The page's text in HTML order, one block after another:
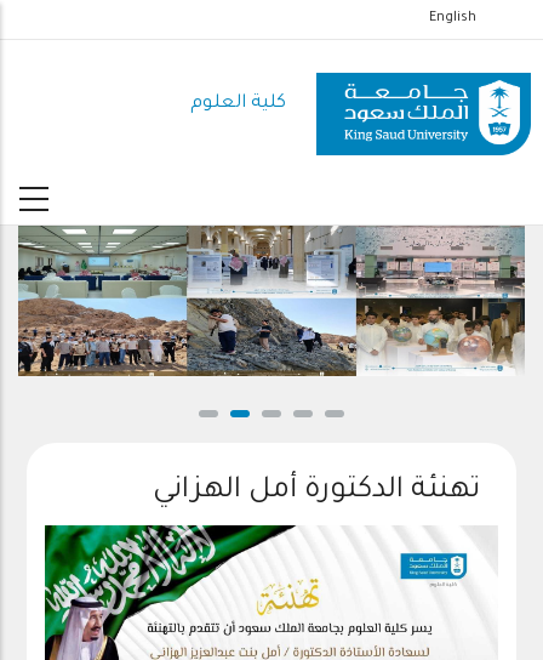
إلى
المحتوى
الرئيسي
English
كلية العلوم
تهنئة الدكتورة أمل الهزاني